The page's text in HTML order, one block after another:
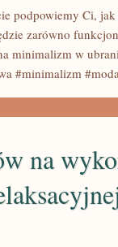
podpowiemy Ci,
zarówno
minimalizm w
#minimalizm
na